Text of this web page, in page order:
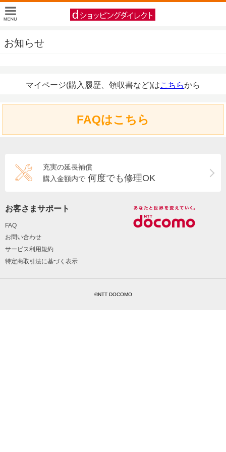
お知らせ
マイページ(購入履歴、領収書など)はこちらから
FAQはこちら
充実の延長補償
購入金額内で 何度でも修理OK
お客さまサポート
FAQ
お問い合わせ
サービス利用規約
特定商取引法に基づく表示
©NTT DOCOMO